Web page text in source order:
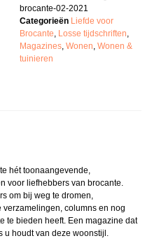
brocante-02-2021
Categorieën Liefde voor
Brocante, Losse tijdschriften,
Magazines, Wonen, Wonen &
tuinieren
hét toonaangevende,
voor liefhebbers van brocante.
om bij weg te dromen,
columns en nog
te bieden heeft. Een magazine dat
u houdt van deze woonstijl.